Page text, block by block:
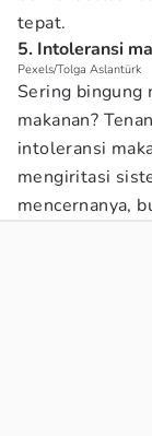
tepat.
5. Intoleransi
Pexels/Tolga Aslantürk
Sering bingung
makanan?
intoleransi
mengiritasi
mencernanya,